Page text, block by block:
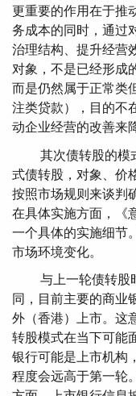
更重要的作用在于推
务成本的同时，通过
治理结构、提升经营
对象，不是已经形成
而是仍然属于正常类
注类贷款），目的不
动企业经营的改善来
其次债转股的模
式债转股，对象、价
按照市场规则来谈判
在具体实施方面，《
一个具体的实施细节
市场环境变化。
与上一轮债转股
同，目前主要的商业
外（香港）上市。这
转股模式在当下可能
银行可能是上市机构
程度会远高于第一轮